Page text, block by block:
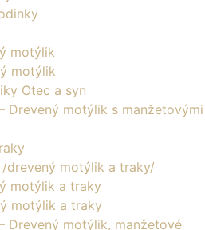
motýlik
motýlik
Otec a syn
Drevený motýlik s manžetovými
drevený motýlik a traky/
motýlik a traky
motýlik a traky
Drevený motýlik, manžetové